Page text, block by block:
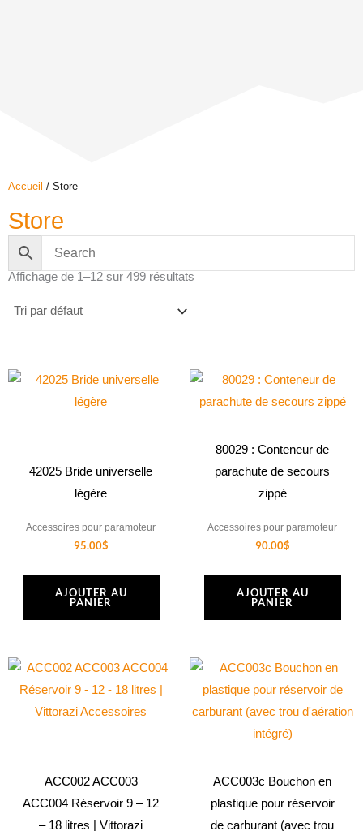
Accueil / Store
Store
Affichage de 1–12 sur 499 résultats
42025 Bride universelle
légère
Accessoires pour paramoteur
95.00$
AJOUTER AU
PANIER
80029 : Conteneur de
parachute de secours
zippé
Accessoires pour paramoteur
90.00$
AJOUTER AU
PANIER
ACC002 ACC003
ACC004 Réservoir 9 – 12
– 18 litres | Vittorazi
Plage
prix :
à
Ce
produit
a
Les
options
peuvent
ACC003c Bouchon en
plastique pour réservoir
de carburant (avec trou